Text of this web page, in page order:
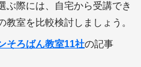
ぶ際には、自宅から受講でき
教室を比較検討しましょう。
そろばん教室11社の記事